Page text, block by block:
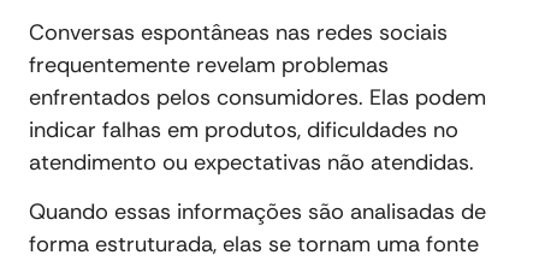
Conversas espontâneas nas redes sociais
frequentemente revelam problemas
enfrentados pelos consumidores. Elas podem
indicar falhas em produtos, dificuldades no
atendimento ou expectativas não atendidas.
Quando essas informações são analisadas de
forma estruturada, elas se tornam uma fonte